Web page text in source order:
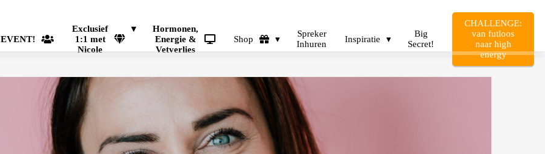
EVENT!
Exclusief
1:1 met
Nicole
Hormonen,
Energie &
Vetverlies
Shop
Spreker
Inhuren
Inspiratie
Big
Secret!
CHALLENGE:
van futloos
naar high
energy